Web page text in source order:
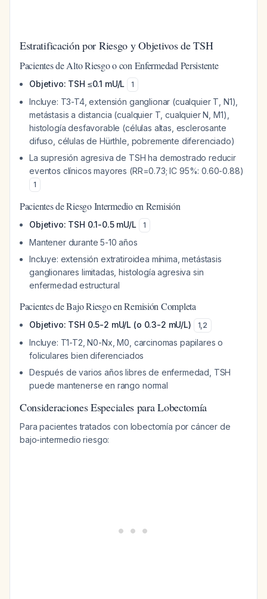
Estratificación por Riesgo y Objetivos de TSH
Pacientes de Alto Riesgo o con Enfermedad Persistente
Objetivo: TSH ≤0.1 mU/L 1
Incluye: T3-T4, extensión ganglionar (cualquier T, N1),
metástasis a distancia (cualquier T, cualquier N, M1),
histología desfavorable (células altas, esclerosante
difuso, células de Hürthle, pobremente diferenciado)
La supresión agresiva de TSH ha demostrado reducir
eventos clínicos mayores (RR=0.73; IC 95%: 0.60-0.88)
1
Pacientes de Riesgo Intermedio en Remisión
Objetivo: TSH 0.1-0.5 mU/L 1
Mantener durante 5-10 años
Incluye: extensión extratiroidea mínima, metástasis
ganglionares limitadas, histología agresiva sin
enfermedad estructural
Pacientes de Bajo Riesgo en Remisión Completa
Objetivo: TSH 0.5-2 mU/L (o 0.3-2 mU/L) 1,2
Incluye: T1-T2, N0-Nx, M0, carcinomas papilares o
foliculares bien diferenciados
Después de varios años libres de enfermedad, TSH
puede mantenerse en rango normal
Consideraciones Especiales para Lobectomía
Para pacientes tratados con lobectomía por cáncer de
bajo-intermedio riesgo: